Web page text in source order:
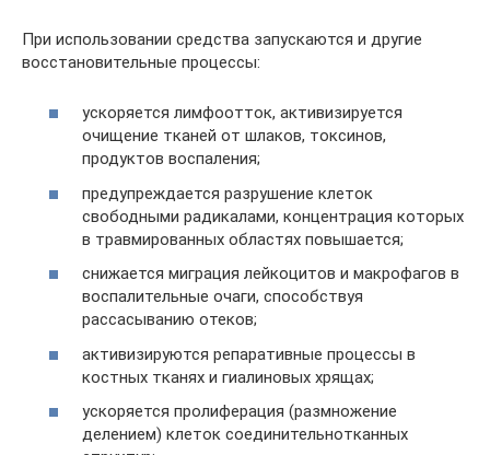
При использовании средства запускаются и другие
восстановительные процессы:
ускоряется лимфоотток, активизируется
очищение тканей от шлаков, токсинов,
продуктов воспаления;
предупреждается разрушение клеток
свободными радикалами, концентрация которых
в травмированных областях повышается;
снижается миграция лейкоцитов и макрофагов в
воспалительные очаги, способствуя
рассасыванию отеков;
активизируются репаративные процессы в
костных тканях и гиалиновых хрящах;
ускоряется пролиферация (размножение
делением) клеток соединительнотканных